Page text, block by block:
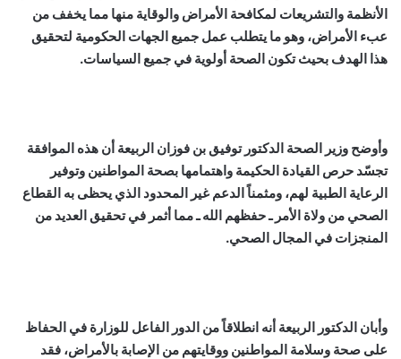
الأنظمة والتشريعات لمكافحة الأمراض والوقاية منها مما يخفف من
عبء الأمراض، وهو ما يتطلب عمل جميع الجهات الحكومية لتحقيق
هذا الهدف بحيث تكون الصحة أولوية في جميع السياسات.
وأوضح وزير الصحة الدكتور توفيق بن فوزان الربيعة أن هذه الموافقة
تجسّد حرص القيادة الحكيمة واهتمامها بصحة المواطنين وتوفير
الرعاية الطبية لهم، ومثمناً الدعم غير المحدود الذي يحظى به القطاع
الصحي من ولاة الأمر ـ حفظهم الله ـ مما أثمر في تحقيق العديد من
المنجزات في المجال الصحي.
وأبان الدكتور الربيعة أنه انطلاقاً من الدور الفاعل للوزارة في الحفاظ
على صحة وسلامة المواطنين ووقايتهم من الإصابة بالأمراض، فقد